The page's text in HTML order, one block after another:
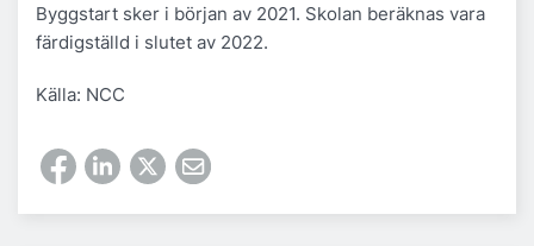
Byggstart sker i början av 2021. Skolan beräknas vara
färdigställd i slutet av 2022.
Källa: NCC